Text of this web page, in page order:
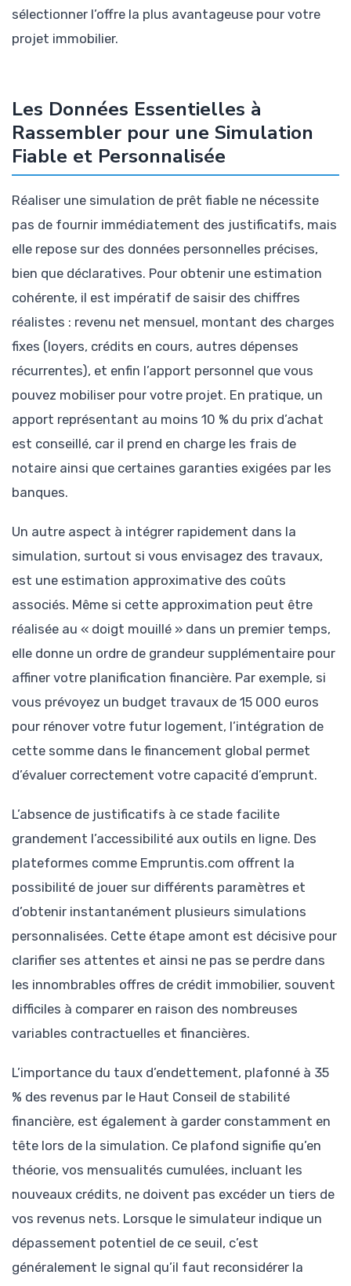
sélectionner l’offre la plus avantageuse pour votre
projet immobilier.
Les Données Essentielles à
Rassembler pour une Simulation
Fiable et Personnalisée
Réaliser une simulation de prêt fiable ne nécessite
pas de fournir immédiatement des justificatifs, mais
elle repose sur des données personnelles précises,
bien que déclaratives. Pour obtenir une estimation
cohérente, il est impératif de saisir des chiffres
réalistes : revenu net mensuel, montant des charges
fixes (loyers, crédits en cours, autres dépenses
récurrentes), et enfin l’apport personnel que vous
pouvez mobiliser pour votre projet. En pratique, un
apport représentant au moins 10 % du prix d’achat
est conseillé, car il prend en charge les frais de
notaire ainsi que certaines garanties exigées par les
banques.
Un autre aspect à intégrer rapidement dans la
simulation, surtout si vous envisagez des travaux,
est une estimation approximative des coûts
associés. Même si cette approximation peut être
réalisée au « doigt mouillé » dans un premier temps,
elle donne un ordre de grandeur supplémentaire pour
affiner votre planification financière. Par exemple, si
vous prévoyez un budget travaux de 15 000 euros
pour rénover votre futur logement, l’intégration de
cette somme dans le financement global permet
d’évaluer correctement votre capacité d’emprunt.
L’absence de justificatifs à ce stade facilite
grandement l’accessibilité aux outils en ligne. Des
plateformes comme Empruntis.com offrent la
possibilité de jouer sur différents paramètres et
d’obtenir instantanément plusieurs simulations
personnalisées. Cette étape amont est décisive pour
clarifier ses attentes et ainsi ne pas se perdre dans
les innombrables offres de crédit immobilier, souvent
difficiles à comparer en raison des nombreuses
variables contractuelles et financières.
L’importance du taux d’endettement, plafonné à 35
% des revenus par le Haut Conseil de stabilité
financière, est également à garder constamment en
tête lors de la simulation. Ce plafond signifie qu’en
théorie, vos mensualités cumulées, incluant les
nouveaux crédits, ne doivent pas excéder un tiers de
vos revenus nets. Lorsque le simulateur indique un
dépassement potentiel de ce seuil, c’est
généralement le signal qu’il faut reconsidérer la